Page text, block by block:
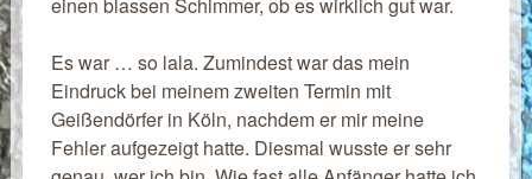
Es war … so lala. Zumindest war das mein
Eindruck bei meinem zweiten Termin mit
Geißendörfer in Köln, nachdem er mir meine
Fehler aufgezeigt hatte. Diesmal wusste er sehr